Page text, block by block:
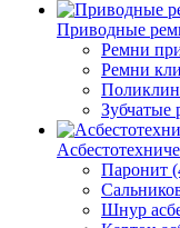
Приводные
Ремни
Ремни
Зубчатые
Паронит
Шнур